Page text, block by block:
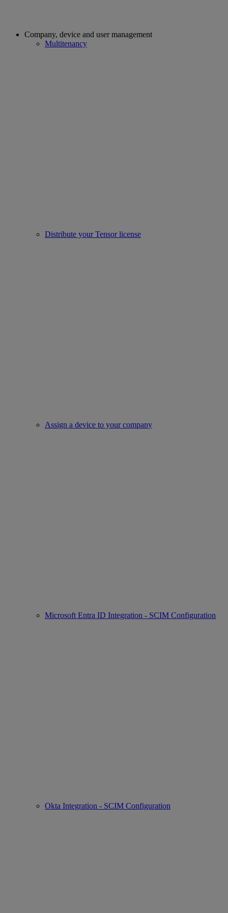
Company, device and user management
Multitenancy
Distribute your Tensor license
Assign a device to your company
Microsoft Entra ID Integration - SCIM Configuration
Okta Integration - SCIM Configuration